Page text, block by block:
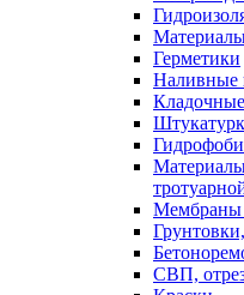
Герметики
Наливные
Мембраны
СВП,